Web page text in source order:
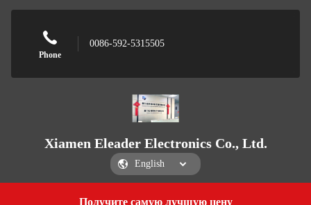
Получите самую лучшую цену
Phone
0086-592-5315505
Xiamen Eleader Electronics Co., Ltd.